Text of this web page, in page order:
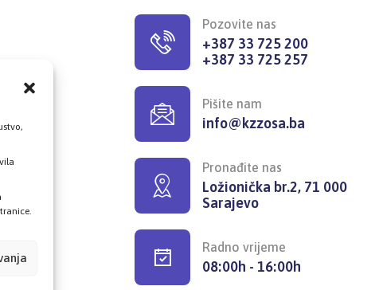
Pozovite nas
+387 33 725 200
+387 33 725 257
Pišite nam
info@kzzosa.ba
Pronađite nas
Ložionička br.2, 71 000
Sarajevo
Radno vrijeme
08:00h - 16:00h